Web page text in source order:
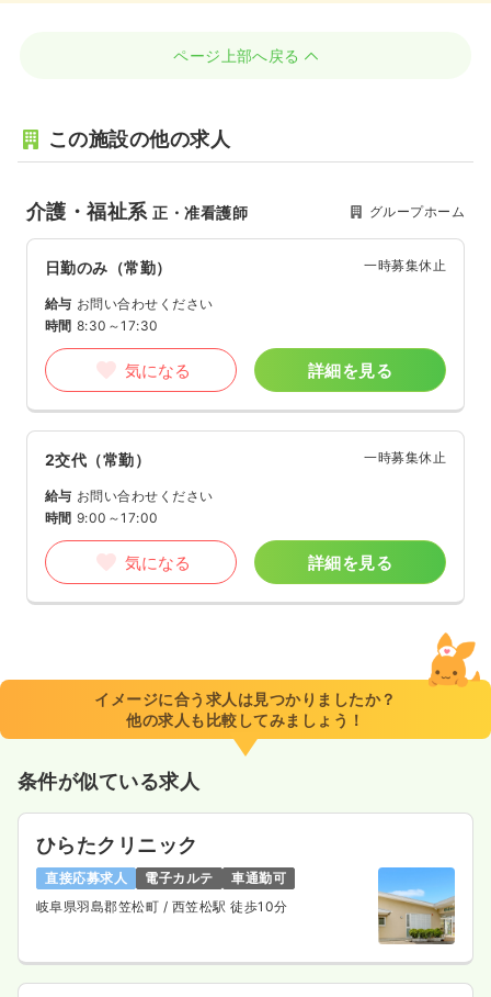
ページ上部へ戻る
この施設の他の求人
介護・福祉系正・准看護師 グループホーム
日勤のみ（常勤） 一時募集休止
給与 お問い合わせください
時間 8:30～17:30
気になる 詳細を見る
2交代（常勤） 一時募集休止
給与 お問い合わせください
時間 9:00～17:00
気になる 詳細を見る
イメージに合う求人は見つかりましたか？
他の求人も比較してみましょう！
条件が似ている求人
ひらたクリニック
直接応募求人 電子カルテ
車通勤可
岐阜県羽島郡笠松町 / 西笠松駅 徒歩10分